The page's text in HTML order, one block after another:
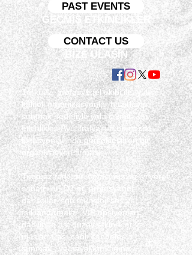
PAST EVENTS
CONTACT US
GEÇMİŞ ETKİNLİKLER
BİZE ULAŞIN
Turkuaz, profesyonel ekibi ile, yüksek
kaliteli organizasyonlar hazırlayıp
sunmak hedefiyle yola çıkmış, bu
etkinlikleri Avustralya'nın en gözde
lokasyonlarında gerçekleştiren bir
organizasyon firması.
Turkuaz farklıdır. Amacımız en iyi yerel
sanatçılar, DJ'ler, profesyonel
dansçılar, son teknoloji ses ve
ışıklandırmalar, VIP opsiyonları
dahilinde üst düzey etkinlikler ve
uluslar arası canlı sahneler
sunmak...ve hayal kırıklığına